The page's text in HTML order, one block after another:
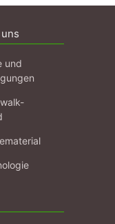
und